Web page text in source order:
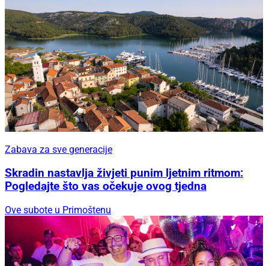
Zabava za sve generacije
Skradin nastavlja živjeti punim ljetnim ritmom:
Pogledajte što vas očekuje ovog tjedna
Ove subote u Primoštenu